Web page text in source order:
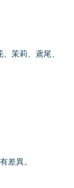
茉莉、鳶尾、
差異。